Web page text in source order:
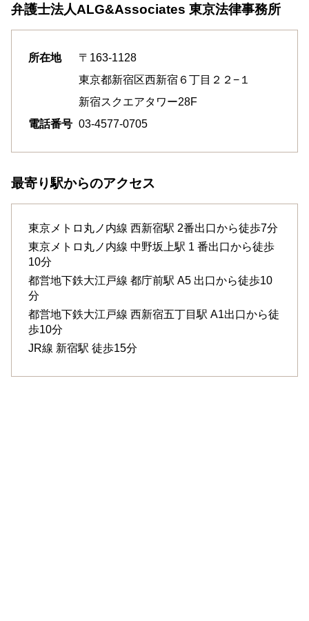
弁護士法人ALG&Associates 東京法律事務所
所在地
〒163-1128
東京都新宿区西新宿６丁目２２−１
新宿スクエアタワー28F
電話番号 03-4577-0705
最寄り駅からのアクセス
東京メトロ丸ノ内線 西新宿駅 2番出口から徒歩7分
東京メトロ丸ノ内線 中野坂上駅 1 番出口から徒歩
10分
都営地下鉄大江戸線 都庁前駅 A5 出口から徒歩10
分
都営地下鉄大江戸線 西新宿五丁目駅 A1出口から徒
歩10分
JR線 新宿駅 徒歩15分